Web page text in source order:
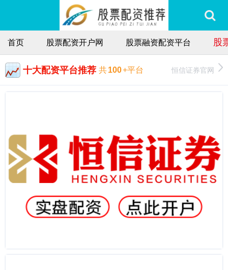
首页 股票配资开户网 股票融资配资平台 股
十大配资平台推荐 共100+平台 恒信证券官网